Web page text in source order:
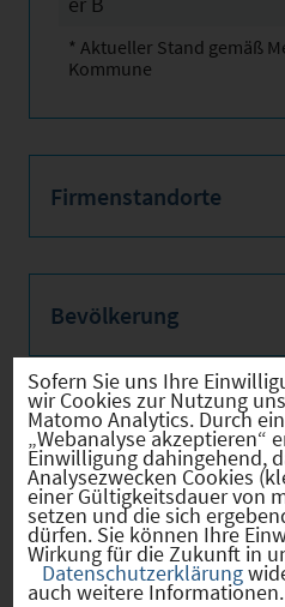
* Aktueller Stand gemäß
Kommune
Firmenstandorte
Bevölkerung
Sozialvers.
Verkehrsinfrastruktur
Sofern Sie uns Ihre
wir Cookies zur Nutzung
Matomo Analytics. Durch
„Webanalyse akzeptieren“
Einwilligung dahingehend,
Analysezwecken Cookies
einer Gültigkeitsdauer von
setzen und die sich
dürfen. Sie können Ihre
Wirkung für die Zukunft in
Datenschutzerklärung
auch weitere Informationen.